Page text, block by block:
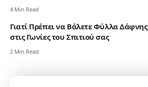
4 Min Read
Γιατί Πρέπει να Βάλετε Φύλλα Δάφνης
στις Γωνίες του Σπιτιού σας
2 Min Read